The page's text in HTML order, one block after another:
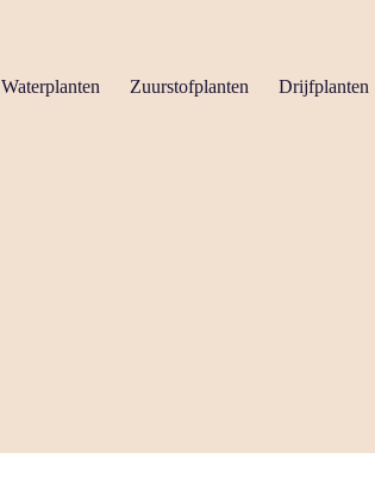
Waterplanten Zuurstofplanten Drijfplanten